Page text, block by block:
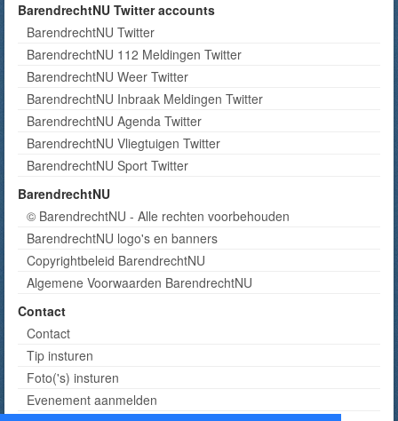
BarendrechtNU Twitter accounts
BarendrechtNU Twitter
BarendrechtNU 112 Meldingen Twitter
BarendrechtNU Weer Twitter
BarendrechtNU Inbraak Meldingen Twitter
BarendrechtNU Agenda Twitter
BarendrechtNU Vliegtuigen Twitter
BarendrechtNU Sport Twitter
BarendrechtNU
© BarendrechtNU - Alle rechten voorbehouden
BarendrechtNU logo's en banners
Copyrightbeleid BarendrechtNU
Algemene Voorwaarden BarendrechtNU
Contact
Contact
Tip insturen
Foto('s) insturen
Evenement aanmelden